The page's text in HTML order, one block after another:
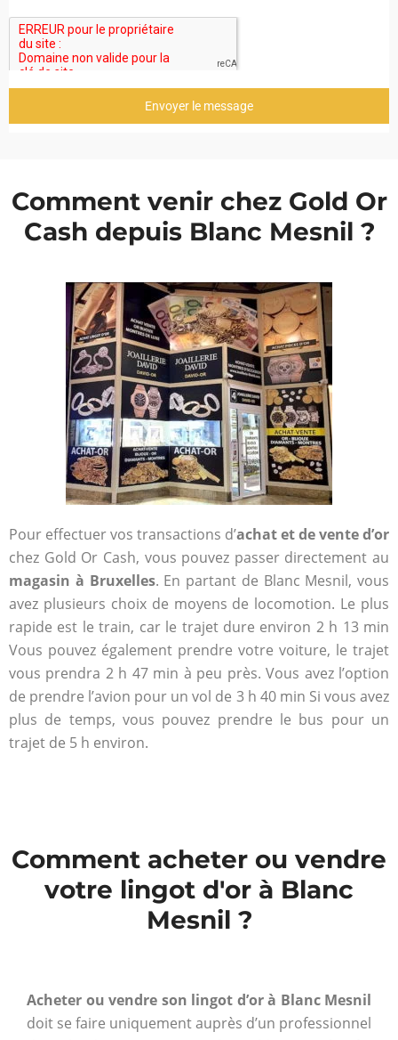
Envoyer le message
Comment venir chez Gold Or
Cash depuis Blanc Mesnil ?
Pour effectuer vos transactions d’achat et de vente d’or
chez Gold Or Cash, vous pouvez passer directement au
magasin à Bruxelles. En partant de Blanc Mesnil, vous
avez plusieurs choix de moyens de locomotion. Le plus
rapide est le train, car le trajet dure environ 2 h 13 min
Vous pouvez également prendre votre voiture, le trajet
vous prendra 2 h 47 min à peu près. Vous avez l’option
de prendre l’avion pour un vol de 3 h 40 min Si vous avez
plus de temps, vous pouvez prendre le bus pour un
trajet de 5 h environ.
Comment acheter ou vendre
votre lingot d'or à Blanc
Mesnil ?
Acheter ou vendre son lingot d’or à Blanc Mesnil
doit se faire uniquement auprès d’un professionnel